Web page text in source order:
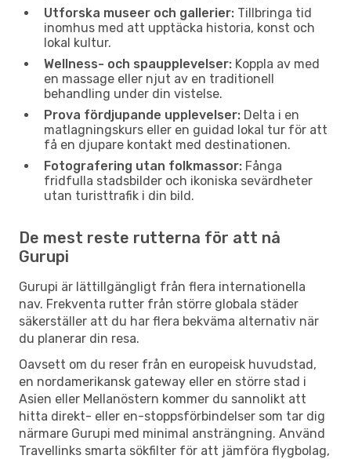
Utforska museer och gallerier: Tillbringa tid
inomhus med att upptäcka historia, konst och
lokal kultur.
Wellness- och spaupplevelser: Koppla av med
en massage eller njut av en traditionell
behandling under din vistelse.
Prova fördjupande upplevelser: Delta i en
matlagningskurs eller en guidad lokal tur för att
få en djupare kontakt med destinationen.
Fotografering utan folkmassor: Fånga
fridfulla stadsbilder och ikoniska sevärdheter
utan turisttrafik i din bild.
De mest reste rutterna för att nå
Gurupi
Gurupi är lättillgängligt från flera internationella
nav. Frekventa rutter från större globala städer
säkerställer att du har flera bekväma alternativ när
du planerar din resa.
Oavsett om du reser från en europeisk huvudstad,
en nordamerikansk gateway eller en större stad i
Asien eller Mellanöstern kommer du sannolikt att
hitta direkt- eller en-stoppsförbindelser som tar dig
närmare Gurupi med minimal ansträngning. Använd
Travellinks smarta sökfilter för att jämföra flygbolag,